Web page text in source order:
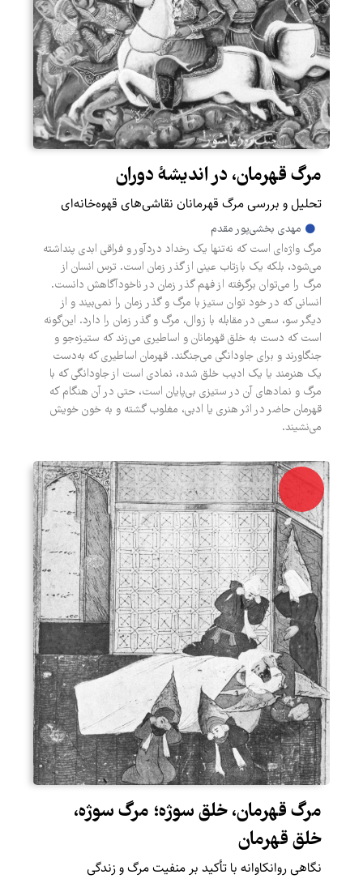
مرگ قهرمان، در اندیشۀ دوران
تحلیل و بررسی مرگ قهرمانان نقاشی‌های قهوه‌خانه‌ای
مهدی بخشی‌‌پور مقدم
مرگ واژه‌ای است که نه‌تنها یک رخداد درد‌آور و فراقی ابدی پنداشته
می‌شود، بلکه یک بازتاب عینی از گذر زمان است. ترس انسان از
مرگ را می‌توان برگرفته از فهم گذر زمان در ناخودآگاهش دانست.
انسانی که در خود توان ستیز با مرگ و گذر زمان را نمی‌بیند و از
دیگر سو، سعی در مقابله با زوال، مرگ و گذر زمان را دارد. این‌گونه
است که دست به خلق قهرمانان و اساطیری می‌زند که ستیزه‌جو و
جنگاورند و برای جاودانگی می‌جنگند. قهرمان اساطیری که به‌دست
یک هنرمند یا یک ادیب خلق شده، نمادی است از جاودانگی که با
مرگ و نماد‌های آن در ستیزی بی‌پایان است، حتی در آن هنگام که
قهرمان حاضر در اثر هنری یا ادبی، مغلوب گشته و به خون خویش
می‌نشیند.
مرگ قهرمان، خلق سوژه؛ مرگ سوژه،
خلق قهرمان
نگاهی روانکاوانه با تأکید بر منفیت مرگ و زندگی